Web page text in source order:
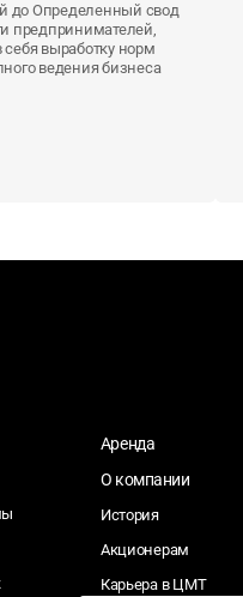
до Определенный свод
предпринимателей,
выработку норм
ведения бизнеса
Аренда
О компании
История
Акционерам
Карьера в ЦМТ